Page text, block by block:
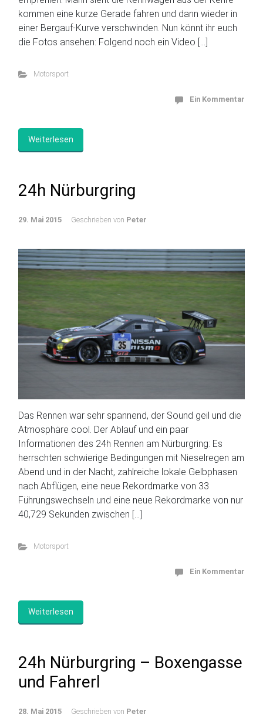
kommen eine kurze Gerade fahren und dann wieder in
einer Bergauf-Kurve verschwinden. Nun könnt ihr euch
die Fotos ansehen: Folgend noch ein Video […]
Motorsport
Ein Kommentar
Weiterlesen
24h Nürburgring
29. Mai 2015 Geschrieben von Peter
Das Rennen war sehr spannend, der Sound geil und die
Atmosphäre cool. Der Ablauf und ein paar
Informationen des 24h Rennen am Nürburgring: Es
herrschten schwierige Bedingungen mit Nieselregen am
Abend und in der Nacht, zahlreiche lokale Gelbphasen
nach Abflügen, eine neue Rekordmarke von 33
Führungswechseln und eine neue Rekordmarke von nur
40,729 Sekunden zwischen […]
Motorsport
Ein Kommentar
Weiterlesen
24h Nürburgring – Boxengasse
und Fahrerl
28. Mai 2015 Geschrieben von Peter